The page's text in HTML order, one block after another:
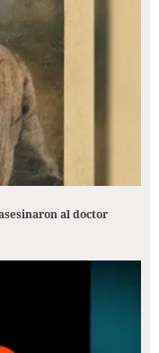
al doctor